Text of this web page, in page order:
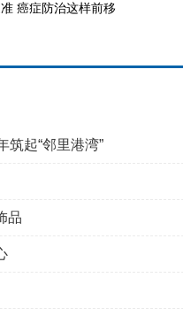
癌症防治这样前移
筑起“邻里港湾”
品